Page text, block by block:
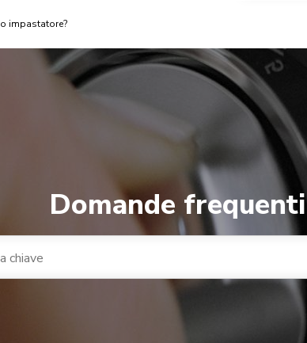
impastatore?
Domande frequenti